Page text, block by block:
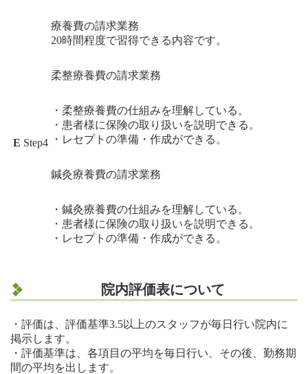
E Step4
療養費の請求業務
20時間程度で習得できる内容です。
柔整療養費の請求業務
・柔整療養費の仕組みを理解している。
・患者様に保険の取り扱いを説明できる。
・レセプトの準備・作成ができる。
鍼灸療養費の請求業務
・鍼灸療養費の仕組みを理解している。
・患者様に保険の取り扱いを説明できる。
・レセプトの準備・作成ができる。
院内評価表について
・評価は、評価基準3.5以上のスタッフが毎日行い院内に
掲示します。
・評価基準は、各項目の平均を毎日行い、その後、勤務期
間の平均を出します。